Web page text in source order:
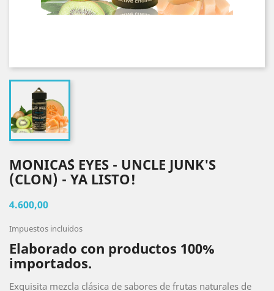
MONICA´S EYES - UNCLE JUNK'S
(CLON) - YA LISTO!
4.600,00
Impuestos incluidos
Elaborado con productos 100%
importados.
Exquisita mezcla clásica de sabores de frutas naturales de